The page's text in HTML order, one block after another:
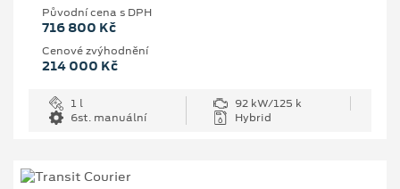
Původní cena s DPH
716 800 Kč
Cenové zvýhodnění
214 000 Kč
1 l
92 kW/125 k
6st. manuální
Hybrid